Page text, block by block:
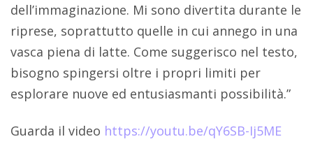
dell’immaginazione. Mi sono divertita durante le
riprese, soprattutto quelle in cui annego in una
vasca piena di latte. Come suggerisco nel testo,
bisogno spingersi oltre i propri limiti per
esplorare nuove ed entusiasmanti possibilità.”
Guarda il video https://youtu.be/qY6SB-Ij5ME